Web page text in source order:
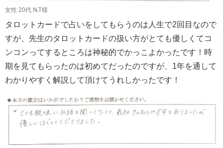
女性 20代 N.T様
タロットカードで占いをしてもらうのは人生で2回目なので
すが、先生のタロットカードの扱い方がとても優しくてコ
ンコンってするところは神秘的でかっこよかったです！時
期を見てもらったのは初めてだったのですが、1年を通して
わかりやすく解説して頂けてうれしかったです！